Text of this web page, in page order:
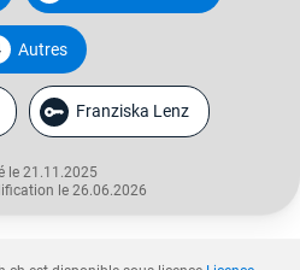
Autres
Franziska Lenz
le 21.11.2025
le 26.06.2026